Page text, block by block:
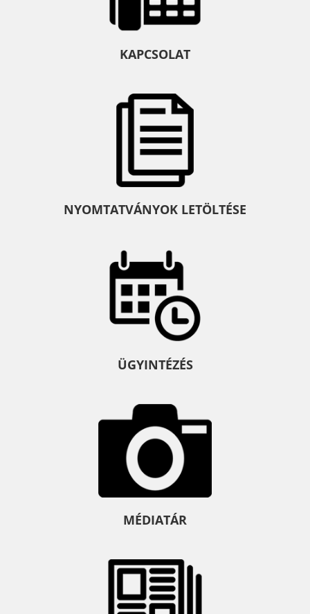
KAPCSOLAT
NYOMTATVÁNYOK LETÖLTÉSE
ÜGYINTÉZÉS
MÉDIATÁR